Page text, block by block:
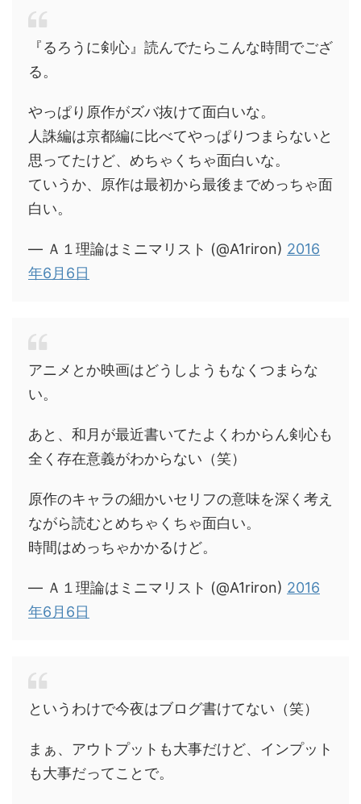
『るろうに剣心』読んでたらこんな時間でござ
る。
やっぱり原作がズバ抜けて面白いな。
人誅編は京都編に比べてやっぱりつまらないと
思ってたけど、めちゃくちゃ面白いな。
ていうか、原作は最初から最後までめっちゃ面
白い。
— Ａ１理論はミニマリスト (@A1riron) 2016
年6月6日
アニメとか映画はどうしようもなくつまらな
い。
あと、和月が最近書いてたよくわからん剣心も
全く存在意義がわからない（笑）
原作のキャラの細かいセリフの意味を深く考え
ながら読むとめちゃくちゃ面白い。
時間はめっちゃかかるけど。
— Ａ１理論はミニマリスト (@A1riron) 2016
年6月6日
というわけで今夜はブログ書けてない（笑）
まぁ、アウトプットも大事だけど、インプット
も大事だってことで。